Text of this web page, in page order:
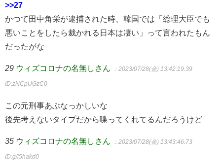
>>27
かつて田中角栄が逮捕された時、韓国では「総理大臣でも
悪いことをしたら裁かれる日本は凄い」って言われたもん
だったがな
29 ウィズコロナの名無しさん ：2023/07/28(金) 13:42:19.39
ID:zNCpUGzC0
この元刑事あぶなっかしいな
後先考えないタイプだから喋ってくれてるんだろうけど
35 ウィズコロナの名無しさん ：2023/07/28(金) 13:43:46.73
ID:g/i5hakd0